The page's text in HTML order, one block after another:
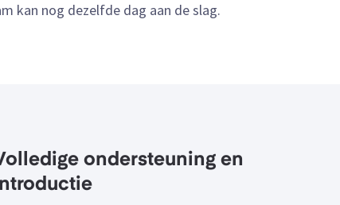
kan nog dezelfde dag aan de slag.
ondersteuning en